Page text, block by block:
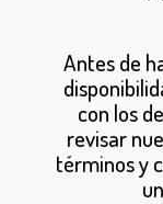
Antes de
con los
revisar
términos y